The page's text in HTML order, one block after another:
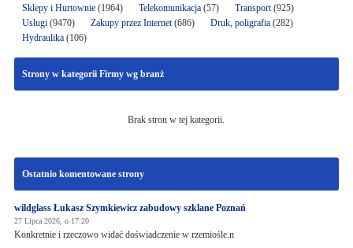
Sklepy i Hurtownie(1964) Telekomunikacja(57) Transport(925)
Usługi(9470) Zakupy przez Internet(686) Druk, poligrafia(282)
Hydraulika(106)
Strony w kategorii Firmy wg branż
Brak stron w tej kategorii.
Ostatnio komentowane strony
wildglass Łukasz Szymkiewicz zabudowy szklane Poznań
27 Lipca 2026, o 17:20
Konkretnie i rzeczowo widać doświadczenie w rzemiośle.n